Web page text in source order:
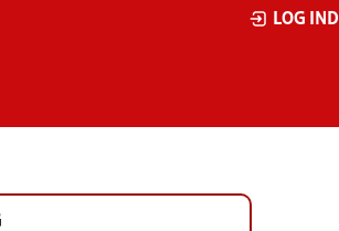
LOG IND